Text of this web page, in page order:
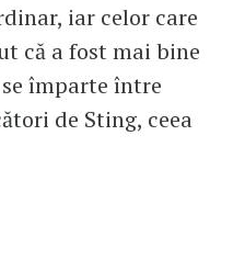
iar celor care
că a fost mai bine
împarte între
de Sting, ceea